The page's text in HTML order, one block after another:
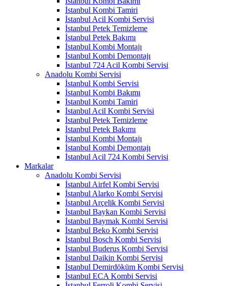
İstanbul Kombi Tamiri
İstanbul Acil Kombi Servisi
İstanbul Petek Temizleme
İstanbul Petek Bakımı
İstanbul Kombi Montajı
İstanbul Kombi Demontajı
İstanbul 724 Acil Kombi Servisi
Anadolu Kombi Servisi
İstanbul Kombi Servisi
İstanbul Kombi Bakımı
İstanbul Kombi Tamiri
İstanbul Acil Kombi Servisi
İstanbul Petek Temizleme
İstanbul Petek Bakımı
İstanbul Kombi Montajı
İstanbul Kombi Demontajı
İstanbul Acil 724 Kombi Servisi
Markalar
Anadolu Kombi Servisi
İstanbul Airfel Kombi Servisi
İstanbul Alarko Kombi Servisi
İstanbul Arçelik Kombi Servisi
İstanbul Baykan Kombi Servisi
İstanbul Baymak Kombi Servisi
İstanbul Beko Kombi Servisi
İstanbul Bosch Kombi Servisi
İstanbul Buderus Kombi Servisi
İstanbul Daikin Kombi Servisi
İstanbul Demirdöküm Kombi Servisi
İstanbul ECA Kombi Servisi